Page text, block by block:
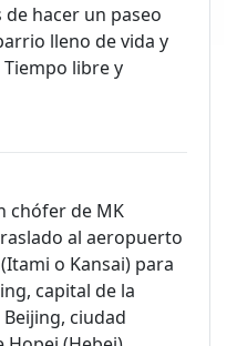
hacer un paseo
lleno de vida y
libre y
chófer de MK
al aeropuerto
o Kansai) para
capital de la
ciudad